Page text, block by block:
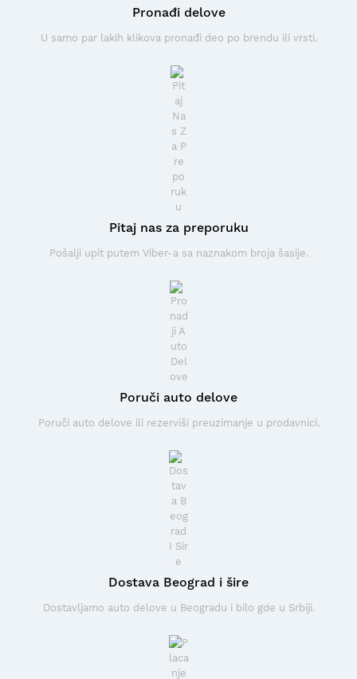
Pronađi delove
U samo par lakih klikova pronađi deo po brendu ili vrsti.
Pitaj nas za preporuku
Pošalji upit putem Viber-a sa naznakom broja šasije.
Poruči auto delove
Poruči auto delove ili rezerviši preuzimanje u prodavnici.
Dostava Beograd i šire
Dostavljamo auto delove u Beogradu i bilo gde u Srbiji.